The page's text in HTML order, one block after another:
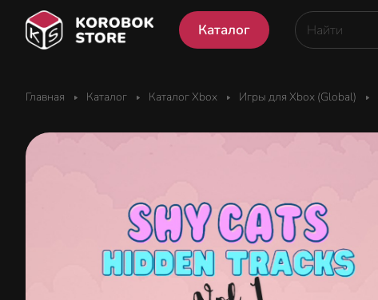
Каталог
Главная Каталог Каталог Xbox Игры для Xbox (Global)